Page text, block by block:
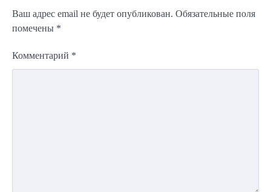
Ваш адрес email не будет опубликован. Обязательные поля
помечены *
Комментарий *